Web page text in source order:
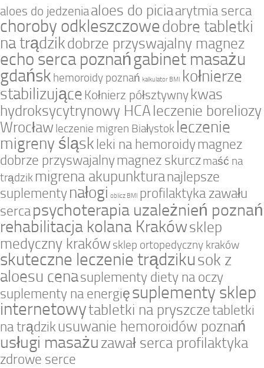
aloes do jedzenia aloes do piciaarytmia serca
choroby odkleszczowedobre tabletki
na trądzikdobrze przyswajalny magnez
echo serca poznańgabinet masażu
gdańsk hemoroidy poznań kalkulator BMI kołnierze
stabilizujące Kołnierz półsztywny kwas
hydroksycytrynowy HCA leczenie boreliozy
Wrocław leczenie migren Białystok leczenie
migreny śląsk leki na hemoroidymagnez
dobrze przyswajalnymagnez skurczmaść na
trądzik migrena akupunkturanajlepsze
suplementynałogi oblicz BMI profilaktyka zawału
sercapsychoterapia uzależnień poznań
rehabilitacja kolana Krakówsklep
medyczny kraków sklep ortopedyczny kraków
skuteczne leczenie trądzikusok z
aloesu cenasuplementy diety na oczy
suplementy na energięsuplementy sklep
internetowytabletki na pryszczetabletki
na trądzikusuwanie hemoroidów poznań
usługi masażu zawał serca profilaktyka
zdrowe serce